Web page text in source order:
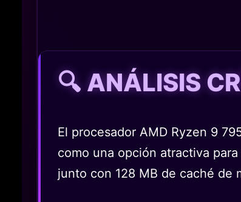
🔍 ANÁLISIS
El procesador AMD Ryzen 9
como una opción atractiva
junto con 128 MB de caché de